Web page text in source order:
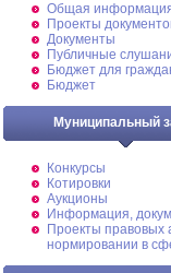
Общая
Проекты
Документы
Публичные
Бюджет для
Бюджет
Муниципальный
Конкурсы
Котировки
Аукционы
Информация,
Проекты правовых
нормировании в